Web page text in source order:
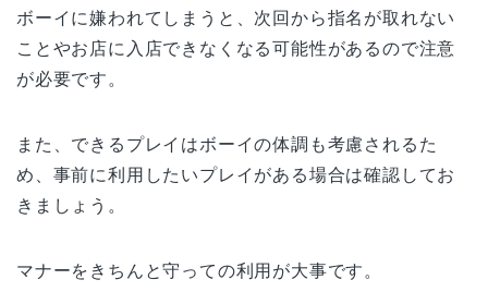
ボーイに嫌われてしまうと、次回から指名が取れない
ことやお店に入店できなくなる可能性があるので注意
が必要です。
また、できるプレイはボーイの体調も考慮されるた
め、事前に利用したいプレイがある場合は確認してお
きましょう。
マナーをきちんと守っての利用が大事です。